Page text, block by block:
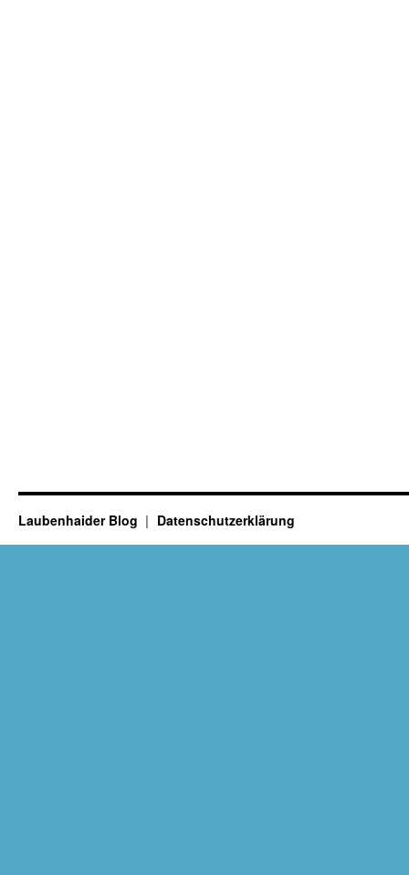
Laubenhaider Blog Datenschutzerklärung